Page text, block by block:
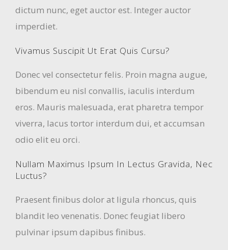
dictum nunc, eget auctor est. Integer auctor
imperdiet.
Vivamus Suscipit Ut Erat Quis Cursu?
Donec vel consectetur felis. Proin magna augue,
bibendum eu nisl convallis, iaculis interdum
eros. Mauris malesuada, erat pharetra tempor
viverra, lacus tortor interdum dui, et accumsan
odio elit eu orci.
Nullam Maximus Ipsum In Lectus Gravida, Nec
Luctus?
Praesent finibus dolor at ligula rhoncus, quis
blandit leo venenatis. Donec feugiat libero
pulvinar ipsum dapibus finibus.